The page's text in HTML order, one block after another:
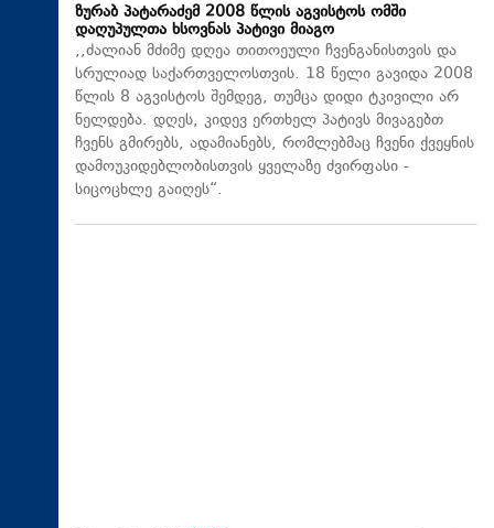
ზურაბ პატარაძემ 2008 წლის აგვისტოს ომში
დაღუპულთა ხსოვნას პატივი მიაგო
,,ძალიან მძიმე დღეა თითოეული ჩვენგანისთვის და
სრულიად საქართველოსთვის. 18 წელი გავიდა 2008
წლის 8 აგვისტოს შემდეგ, თუმცა დიდი ტკივილი არ
ნელდება. დღეს, კიდევ ერთხელ პატივს მივაგებთ
ჩვენს გმირებს, ადამიანებს, რომლებმაც ჩვენი ქვეყნის
დამოუკიდებლობისთვის ყველაზე ძვირფასი -
სიცოცხლე გაიღეს“.